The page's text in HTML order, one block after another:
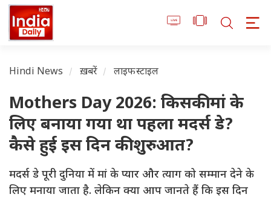
Hindi News ख़बरें लाइफस्टाइल
Mothers Day 2026: किसकी मां के
लिए बनाया गया था पहला मदर्स डे?
कैसे हुई इस दिन की शुरुआत?
मदर्स डे पूरी दुनिया में मां के प्यार और त्याग को सम्मान देने के
लिए मनाया जाता है. लेकिन क्या आप जानते हैं कि इस दिन